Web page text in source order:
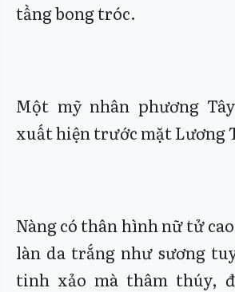
tầng bong tróc.
Một mỹ nhân phương
xuất hiện trước mặt Lương
Nàng có thân hình nữ tử
làn da trắng như sương
tinh xảo mà thâm thúy,